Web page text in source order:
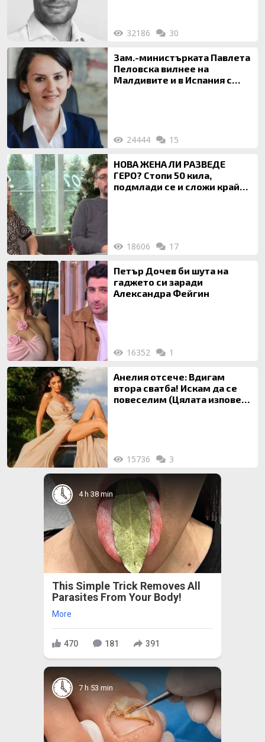
32186 30
Зам.-министърката Павлета
Пеловска вилнее на
Малдивите и в Испания с
24444 15
НОВА ЖЕНА ЛИ РАЗВЕДЕ
ГЕРО? Стопи 50 кила,
подмлади се и сложи край
18606 17
Петър Дочев би шута на
гаджето си заради
Александра Фейгин
16352 1
Анелия отсече: Вдигам
втора сватба! Искам да се
повеселим (Цялата изповед
15736 3
4 h 38 min
This Simple Trick Removes All
Parasites From Your Body!
More
470 181 391
7 h 53 min